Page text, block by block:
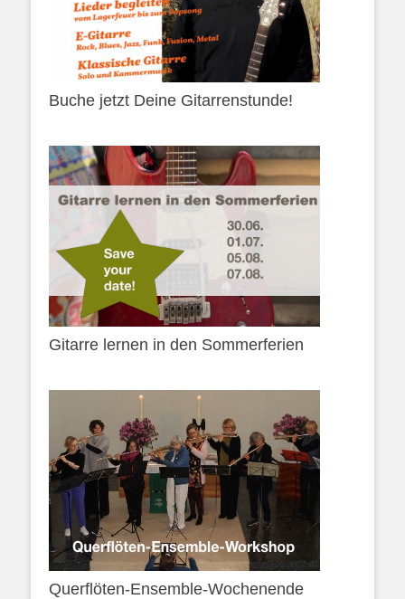
Buche jetzt Deine Gitarrenstunde!
Gitarre lernen in den Sommerferien
Querflöten-Ensemble-Wochenende